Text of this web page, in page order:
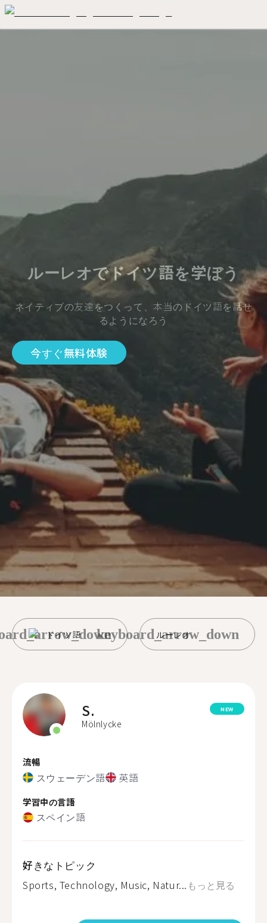
ルーレオでドイツ語を学ぼう
ネイティブの友達をつくって、本当のドイツ語を話せ
るようになろう
今すぐ無料体験
ドイツ語 ルーレオ
keyboard_arrow_down
S.
Mölnlycke
NEW
流暢
スウェーデン語 英語
学習中の言語
スペイン語
好きなトピック
Sports, Technology, Music, Natur... もっと見る